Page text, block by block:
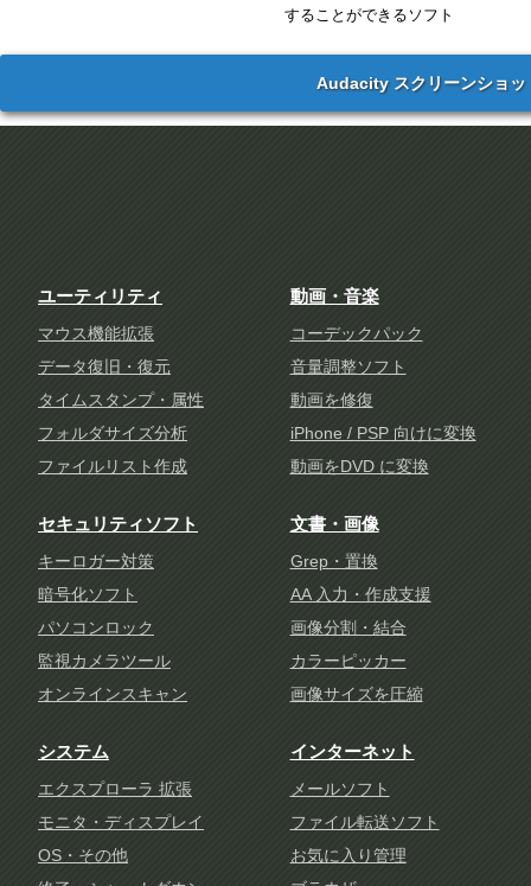
することができるソフト
Audacity スクリーンショッ
ユーティリティ
マウス機能拡張
データ復旧・復元
タイムスタンプ・属性
フォルダサイズ分析
ファイルリスト作成
動画・音楽
コーデックパック
音量調整ソフト
動画を修復
iPhone / PSP 向けに変換
動画をDVD に変換
セキュリティソフト
キーロガー対策
暗号化ソフト
パソコンロック
監視カメラツール
オンラインスキャン
文書・画像
Grep・置換
AA 入力・作成支援
画像分割・結合
カラーピッカー
画像サイズを圧縮
システム
エクスプローラ 拡張
モニタ・ディスプレイ
OS・その他
インターネット
メールソフト
ファイル転送ソフト
お気に入り管理